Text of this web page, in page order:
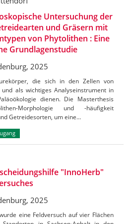
Untersuchung der
und Gräsern mit
von Phytolithen : Eine
Grundlagenstudie
2025
die sich in den Zellen von
als wichtiges Analyseinstrument in
dienen. Die Masterthesis
Morphologie und -häufigkeit
Getreidesorten, um eine…
"InnoHerb"
2025
eine Feldversuch auf vier Flächen